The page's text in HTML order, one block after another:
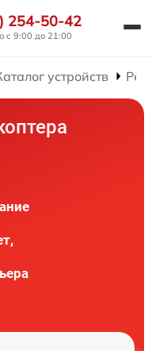
254-50-42
с 9:00 до 21:00
устройств